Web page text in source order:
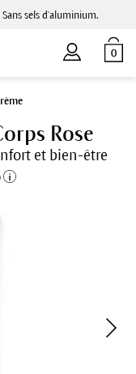
sels d'aluminium.
0
Rose
et bien-être